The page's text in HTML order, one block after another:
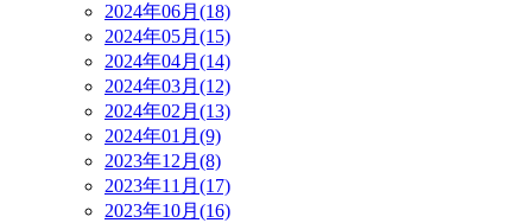
2024年06月(18)
2024年05月(15)
2024年04月(14)
2024年03月(12)
2024年02月(13)
2024年01月(9)
2023年12月(8)
2023年11月(17)
2023年10月(16)